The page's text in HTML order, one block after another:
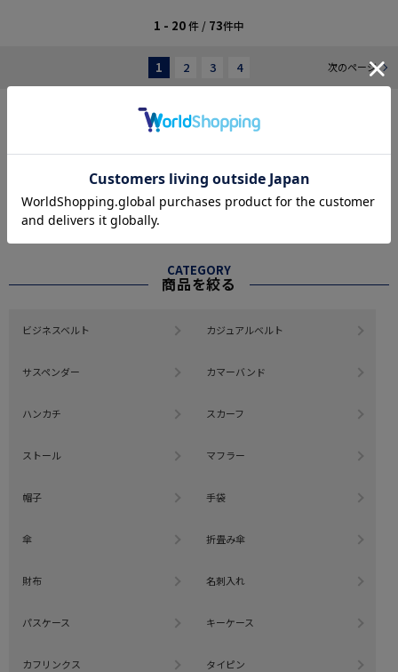
1 - 20件 / 73件中
1 2 3 4 次のページ
#パンツ ストレッチ
#ギフトにおすすめ ワイシャツ
#ストレッチ ワイシャツ
#パンツ 春夏 #通年 パンツ #快適 パンツ もっと見る
※クリックするとタグに関連した商品が表示されます。
CATEGORY
商品を絞る
ビジネスベルト カジュアルベルト
サスペンダー カマーバンド
ハンカチ スカーフ
ストール マフラー
帽子 手袋
傘 折畳み傘
財布 名刺入れ
パスケース キーケース
カフリンクス タイピン